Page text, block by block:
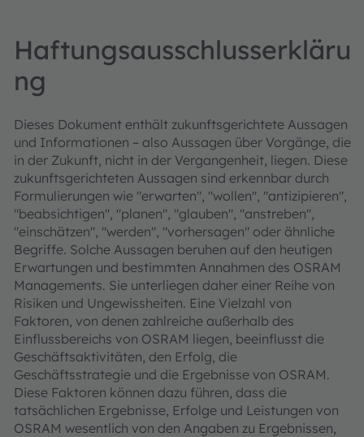
Haftungsausschlusserkläru
ng
Dieses Dokument enthält zukunftsgerichtete Aussagen
und Informationen – also Aussagen über Vorgänge, die
in der Zukunft, nicht in der Vergangenheit, liegen. Diese
zukunftsgerichteten Aussagen sind erkennbar durch
Formulierungen wie "erwarten", "wollen", "antizipieren",
"beabsichtigen", "planen", "glauben", "anstreben",
"einschätzen", "werden", "vorhersagen" oder ähnliche
Begriffe. Solche Aussagen beruhen auf den heutigen
Erwartungen und bestimmten Annahmen des OSRAM
Managements. Sie unterliegen daher einer Reihe von
Risiken und Ungewissheiten. Eine Vielzahl von
Faktoren, von denen zahlreiche außerhalb des
Einflussbereichs von OSRAM liegen, beeinflusst die
Geschäftsaktivitäten, den Erfolg, die
Geschäftsstrategie und die Ergebnisse von OSRAM.
Diese Faktoren können dazu führen, dass die
tatsächlichen Ergebnisse, Erfolge und Leistungen von
OSRAM wesentlich von den Angaben zu Ergebnissen,